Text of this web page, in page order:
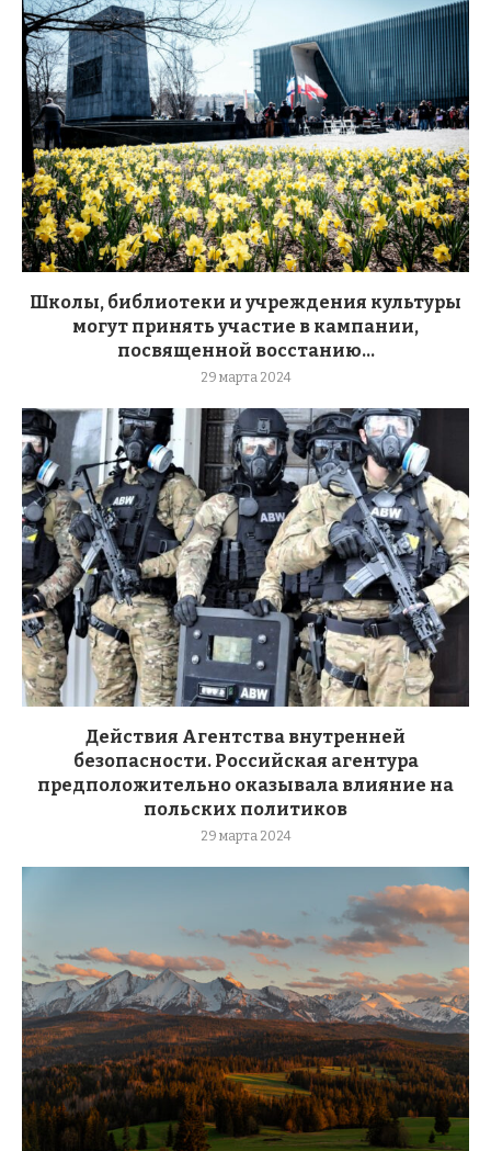
Школы, библиотеки и учреждения культуры
могут принять участие в кампании,
посвященной восстанию...
29 марта 2024
Действия Агентства внутренней
безопасности. Российская агентура
предположительно оказывала влияние на
польских политиков
29 марта 2024